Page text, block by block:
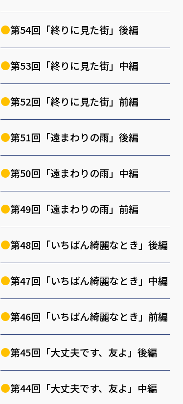
第54回「終りに見た街」後編
第53回「終りに見た街」中編
第52回「終りに見た街」前編
第51回「遠まわりの雨」後編
第50回「遠まわりの雨」中編
第49回「遠まわりの雨」前編
第48回「いちばん綺麗なとき」後編
第47回「いちばん綺麗なとき」中編
第46回「いちばん綺麗なとき」前編
第45回「大丈夫です、友よ」後編
第44回「大丈夫です、友よ」中編